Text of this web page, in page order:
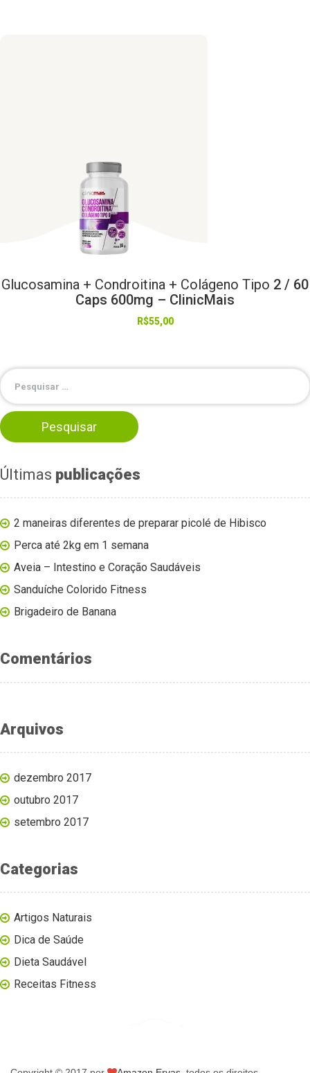
Glucosamina + Condroitina + Colágeno Tipo 2 / 60
Caps 600mg – ClinicMais
R$55,00
Últimas publicações
2 maneiras diferentes de preparar picolé de Hibisco
Perca até 2kg em 1 semana
Aveia – Intestino e Coração Saudáveis
Sanduíche Colorido Fitness
Brigadeiro de Banana
Comentários
Arquivos
dezembro 2017
outubro 2017
setembro 2017
Categorias
Artigos Naturais
Dica de Saúde
Dieta Saudável
Receitas Fitness